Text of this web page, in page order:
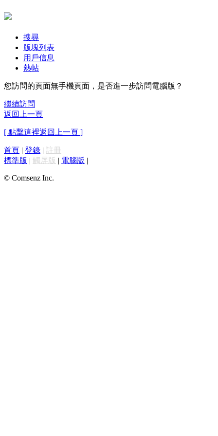
搜尋
版塊列表
用戶信息
熱帖
您訪問的頁面無手機頁面，是否進一步訪問電腦版？
繼續訪問
返回上一頁
[ 點擊這裡返回上一頁 ]
首頁 | 登錄 | 註冊
標準版 | 觸屏版 | 電腦版 |
© Comsenz Inc.